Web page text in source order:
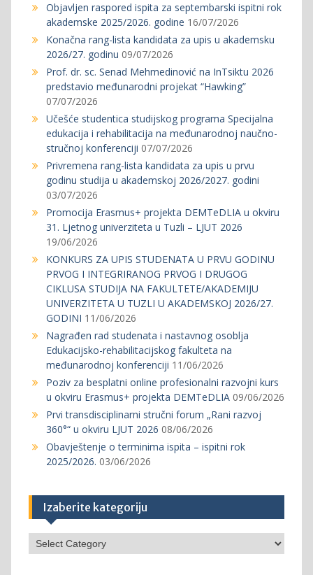
Objavljen raspored ispita za septembarski ispitni rok
akademske 2025/2026. godine 16/07/2026
Konačna rang-lista kandidata za upis u akademsku
2026/27. godinu 09/07/2026
Prof. dr. sc. Senad Mehmedinović na InTsiktu 2026
predstavio međunarodni projekat “Hawking”
07/07/2026
Učešće studentica studijskog programa Specijalna
edukacija i rehabilitacija na međunarodnoj naučno-
stručnoj konferenciji 07/07/2026
Privremena rang-lista kandidata za upis u prvu
godinu studija u akademskoj 2026/2027. godini
03/07/2026
Promocija Erasmus+ projekta DEMTeDLIA u okviru
31. Ljetnog univerziteta u Tuzli – LJUT 2026
19/06/2026
KONKURS ZA UPIS STUDENATA U PRVU GODINU
PRVOG I INTEGRIRANOG PRVOG I DRUGOG
CIKLUSA STUDIJA NA FAKULTETE/AKADEMIJU
UNIVERZITETA U TUZLI U AKADEMSKOJ 2026/27.
GODINI 11/06/2026
Nagrađen rad studenata i nastavnog osoblja
Edukacijsko-rehabilitacijskog fakulteta na
međunarodnoj konferenciji 11/06/2026
Poziv za besplatni online profesionalni razvojni kurs
u okviru Erasmus+ projekta DEMTeDLIA 09/06/2026
Prvi transdisciplinarni stručni forum „Rani razvoj
360°“ u okviru LJUT 2026 08/06/2026
Obavještenje o terminima ispita – ispitni rok
2025/2026. 03/06/2026
Izaberite kategoriju
Izaberite
kategoriju